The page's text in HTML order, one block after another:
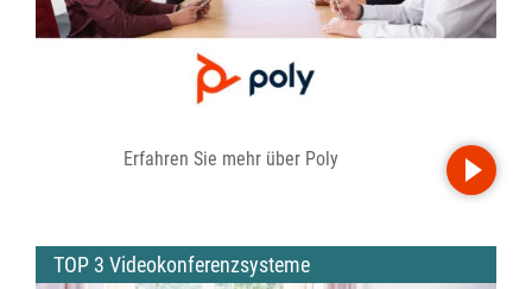
Erfahren Sie mehr über Poly
TOP 3 Videokonferenzsysteme